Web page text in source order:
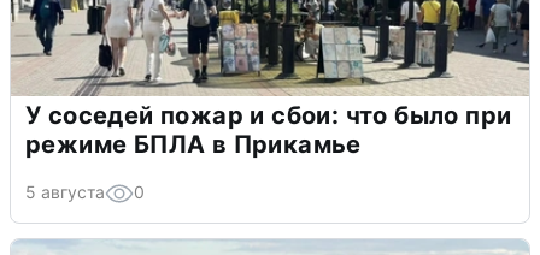
У соседей пожар и сбои: что было при
режиме БПЛА в Прикамье
5 августа 0